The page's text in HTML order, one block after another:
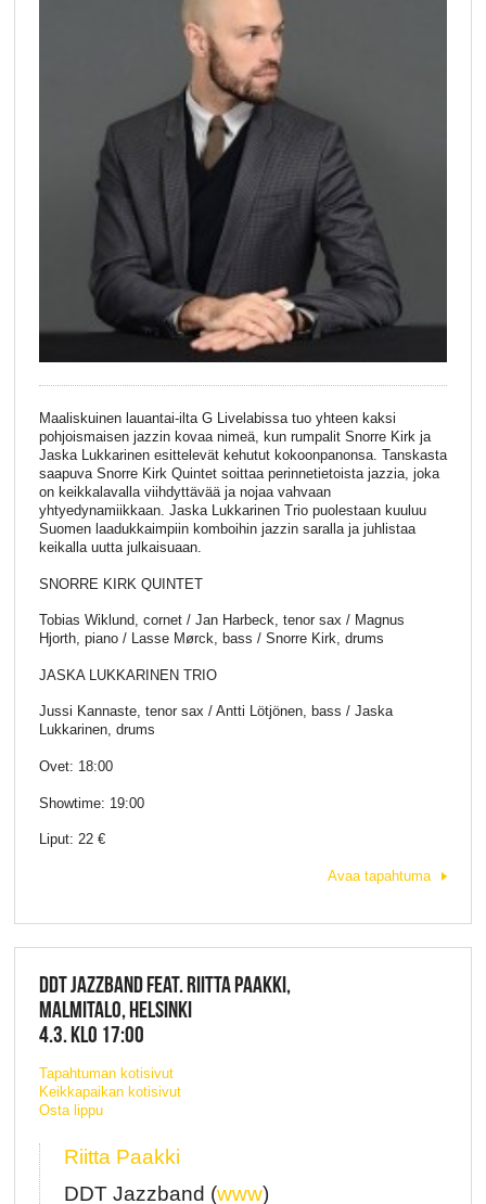
Maaliskuinen lauantai-ilta G Livelabissa tuo yhteen kaksi
pohjoismaisen jazzin kovaa nimeä, kun rumpalit Snorre Kirk ja
Jaska Lukkarinen esittelevät kehutut kokoonpanonsa. Tanskasta
saapuva Snorre Kirk Quintet soittaa perinnetietoista jazzia, joka
on keikkalavalla viihdyttävää ja nojaa vahvaan
yhtyedynamiikkaan. Jaska Lukkarinen Trio puolestaan kuuluu
Suomen laadukkaimpiin komboihin jazzin saralla ja juhlistaa
keikalla uutta julkaisuaan.
SNORRE KIRK QUINTET
Tobias Wiklund, cornet / Jan Harbeck, tenor sax / Magnus
Hjorth, piano / Lasse Mørck, bass / Snorre Kirk, drums
JASKA LUKKARINEN TRIO
Jussi Kannaste, tenor sax / Antti Lötjönen, bass / Jaska
Lukkarinen, drums
Ovet: 18:00
Showtime: 19:00
Liput: 22 €
Avaa tapahtuma
DDT JAZZBAND FEAT. RIITTA PAAKKI,
MALMITALO, HELSINKI
4.3. KLO 17:00
Tapahtuman kotisivut
Keikkapaikan kotisivut
Osta lippu
Riitta Paakki
DDT Jazzband (www)